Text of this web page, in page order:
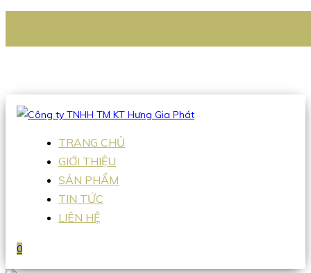
Hotline:0938 336 079
TRANG CHỦ
GIỚI THIỆU
SẢN PHẨM
TIN TỨC
LIÊN HỆ
0